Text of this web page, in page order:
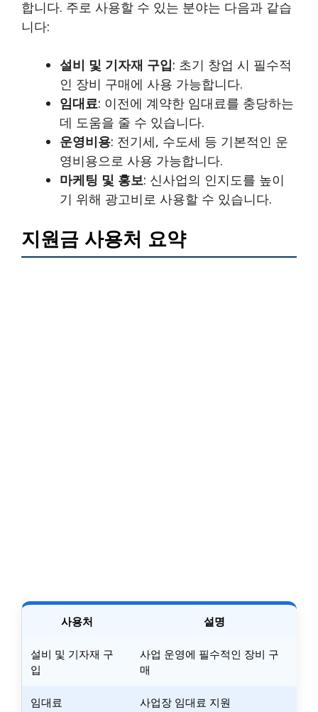
합니다. 주로 사용할 수 있는 분야는 다음과 같습
니다:
설비 및 기자재 구입: 초기 창업 시 필수적
인 장비 구매에 사용 가능합니다.
임대료: 이전에 계약한 임대료를 충당하는
데 도움을 줄 수 있습니다.
운영비용: 전기세, 수도세 등 기본적인 운
영비용으로 사용 가능합니다.
마케팅 및 홍보: 신사업의 인지도를 높이
기 위해 광고비로 사용할 수 있습니다.
지원금 사용처 요약
사용처 설명
설비 및 기자재 구
입
사업 운영에 필수적인 장비 구
매
임대료 사업장 임대료 지원